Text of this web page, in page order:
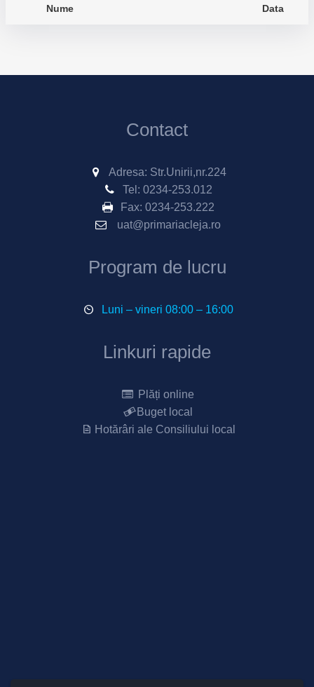
Nume Data
Contact
Adresa: Str.Unirii,nr.224
Tel: 0234-253.012
Fax: 0234-253.222
uat@primariacleja.ro
Program de lucru
Luni – vineri 08:00 – 16:00
Linkuri rapide
Plăți online
Buget local
Hotărâri ale Consiliului local